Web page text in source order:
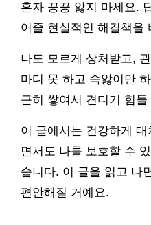
혼자 끙끙 앓지 마세요.
어줄 현실적인 해결책을
나도 모르게 상처받고,
마디 못 하고 속앓이만
근히 쌓여서 견디기 힘
이 글에서는 건강하게
면서도 나를 보호할 수
습니다. 이 글을 읽고 나
편안해질 거예요.